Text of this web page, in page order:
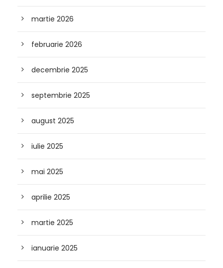
martie 2026
februarie 2026
decembrie 2025
septembrie 2025
august 2025
iulie 2025
mai 2025
aprilie 2025
martie 2025
ianuarie 2025